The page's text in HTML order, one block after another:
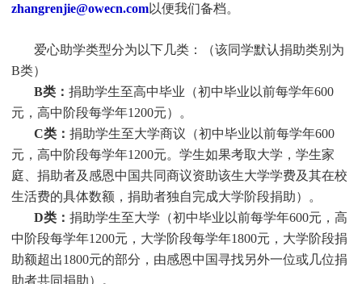
zhangrenjie@owecn.com以便我们备档。
爱心助学类型分为以下几类：（该同学默认捐助类别为
B类）
B类： 捐助学生至高中毕业（初中毕业以前每学年600
元，高中阶段每学年1200元）。
C类： 捐助学生至大学商议（初中毕业以前每学年600
元，高中阶段每学年1200元。 学生如果考取大学， 学生家
庭、捐助者及感恩中国共同商议资助该生大学学费及其在校
生活费的具体数额，捐助者独自完成大学阶段捐助）。
D类： 捐助学生至大学（初中毕业以前每学年600元，高
中阶段每学年1200元，大学阶段每学年1800元，大学阶段捐
助额超出1800元的部分，由感恩中国寻找另外一位或几位捐
助者共同捐助）。